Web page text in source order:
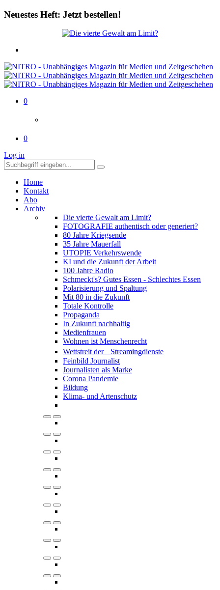
Neuestes Heft: Jetzt bestellen!
0
0
Log in
Home
Kontakt
Abo
Archiv
Die vierte Gewalt am Limit?
FOTOGRAFIE authentisch oder generiert?
80 Jahre Kriegsende
35 Jahre Mauerfall
UTOPIE Verkehrswende
KI und die Zukunft der Arbeit
100 Jahre Radio
Schmeckt's? Gutes Essen - Schlechtes Essen
Polarisierung und Spaltung
Mit 80 in die Zukunft
Totale Kontrolle
Propaganda
In Zukunft nachhaltig
Medienfrauen
Wohnen ist Menschenrecht
Wettstreit der Streamingdienste
Feinbild Journalist
Journalisten als Marke
Corona Pandemie
Bildung
Klima- und Artenschutz